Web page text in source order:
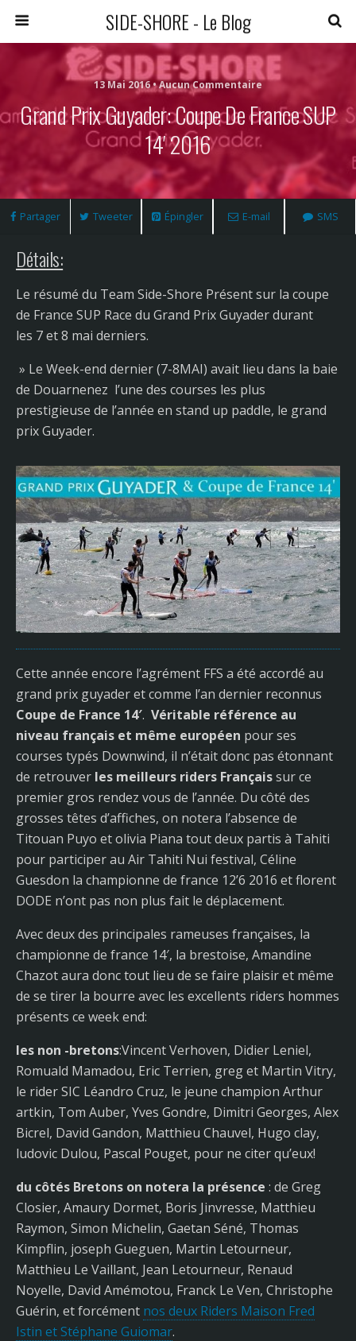
SIDE-SHORE - Le Blog
13 Mai 2016 • Aucun Commentaire
Grand Prix Guyader: Coupe De France SUP
14′ 2016
Partager Tweeter Épingler E-mail SMS
Détails:
Le résumé du Team Side-Shore Présent sur la coupe
de France SUP Race du Grand Prix Guyader durant
les 7 et 8 mai derniers.
» Le Week-end dernier (7-8MAI) avait lieu dans la baie
de Douarnenez l’une des courses les plus
prestigieuse de l’année en stand up paddle, le grand
prix Guyader.
Cette année encore l’agrément FFS a été accordé au
grand prix guyader et comme l’an dernier reconnus
Coupe de France 14′. Véritable référence au
niveau français et même européen pour ses
courses typés Downwind, il n’était donc pas étonnant
de retrouver les meilleurs riders Françaissur ce
premier gros rendez vous de l’année. Du côté des
grosses têtes d’affiches, on notera l’absence de
Titouan Puyo et olivia Piana tout deux partis à Tahiti
pour participer au Air Tahiti Nui festival, Céline
Guesdon la championne de france 12’6 2016 et florent
DODE n’ont pas non plus fait le déplacement.
Avec deux des principales rameuses françaises, la
championne de france 14′, la brestoise, Amandine
Chazot aura donc tout lieu de se faire plaisir et même
de se tirer la bourre avec les excellents riders hommes
présents ce week end:
les non -bretons:Vincent Verhoven, Didier Leniel,
Romuald Mamadou, Eric Terrien, greg et Martin Vitry,
le rider SIC Léandro Cruz, le jeune champion Arthur
artkin, Tom Auber, Yves Gondre, Dimitri Georges, Alex
Bicrel, David Gandon, Matthieu Chauvel, Hugo clay,
ludovic Dulou, Pascal Pouget, pour ne citer qu’eux!
du côtés Bretons on notera la présence : de Greg
Closier, Amaury Dormet, Boris Jinvresse, Matthieu
Raymon, Simon Michelin, Gaetan Séné, Thomas
Kimpflin, joseph Gueguen, Martin Letourneur,
Matthieu Le Vaillant, Jean Letourneur, Renaud
Noyelle, David Amémotou, Franck Le Ven, Christophe
Guérin, et forcément nos deux Riders Maison Fred
Istin et Stéphane Guiomar.